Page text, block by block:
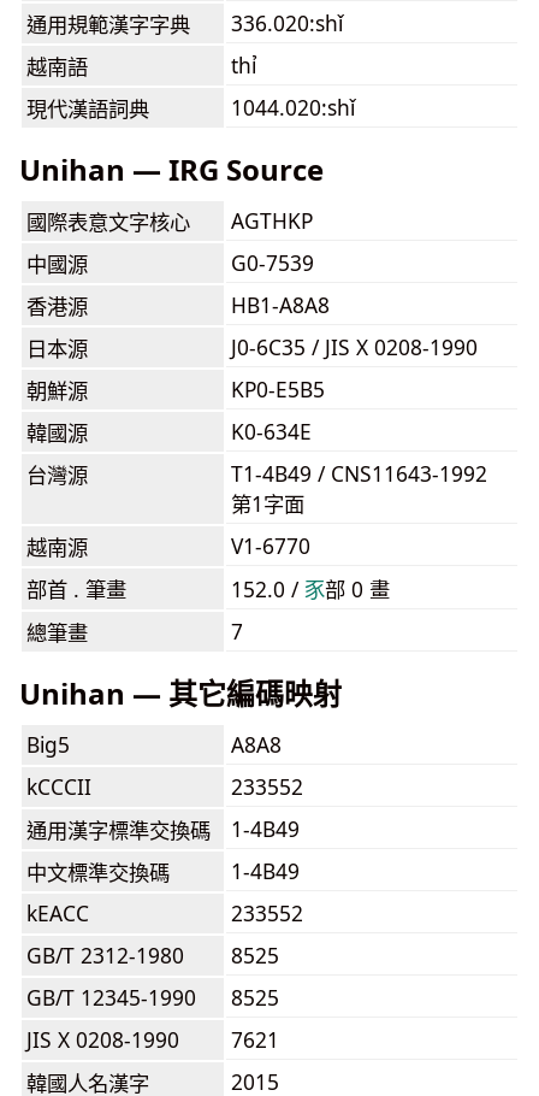
通用規範漢字字典
336.020:shǐ
越南語
thỉ
現代漢語詞典
1044.020:shǐ
Unihan — IRG Source
國際表意文字核心
AGTHKP
中國源
G0-7539
香港源
HB1-A8A8
日本源
J0-6C35 / JIS X 0208-1990
朝鮮源
KP0-E5B5
韓國源
K0-634E
台灣源
T1-4B49 / CNS11643-1992
第1字面
越南源
V1-6770
部首 . 筆畫
152.0 /⾗部 0 畫
總筆畫
7
Unihan — 其它編碼映射
Big5
A8A8
kCCCII
233552
通用漢字標準交換碼
1-4B49
中文標準交換碼
1-4B49
kEACC
233552
GB/T 2312-1980
8525
GB/T 12345-1990
8525
JIS X 0208-1990
7621
韓國人名漢字
2015